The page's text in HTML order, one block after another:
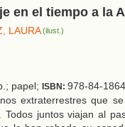
en el tiempo a la
LAURA(ilust.)
papel; ISBN: 978-84-
extraterrestres que
juntos viajan al